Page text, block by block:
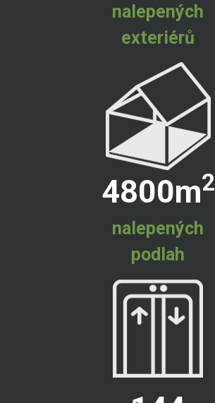
nalepených
exteriérů
4800m2
nalepených
podlah